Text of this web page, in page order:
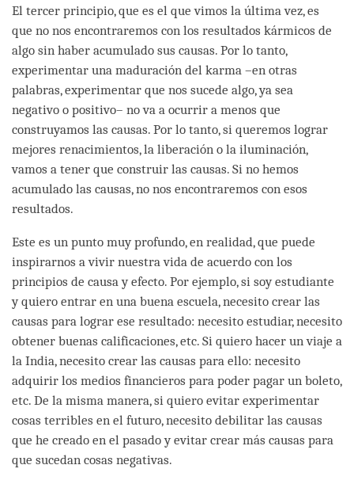
El tercer principio, que es el que vimos la última vez, es
que no nos encontraremos con los resultados kármicos de
algo sin haber acumulado sus causas. Por lo tanto,
experimentar una maduración del karma –en otras
palabras, experimentar que nos sucede algo, ya sea
negativo o positivo– no va a ocurrir a menos que
construyamos las causas. Por lo tanto, si queremos lograr
mejores renacimientos, la liberación o la iluminación,
vamos a tener que construir las causas. Si no hemos
acumulado las causas, no nos encontraremos con esos
resultados.
Este es un punto muy profundo, en realidad, que puede
inspirarnos a vivir nuestra vida de acuerdo con los
principios de causa y efecto. Por ejemplo, si soy estudiante
y quiero entrar en una buena escuela, necesito crear las
causas para lograr ese resultado: necesito estudiar, necesito
obtener buenas calificaciones, etc. Si quiero hacer un viaje a
la India, necesito crear las causas para ello: necesito
adquirir los medios financieros para poder pagar un boleto,
etc. De la misma manera, si quiero evitar experimentar
cosas terribles en el futuro, necesito debilitar las causas
que he creado en el pasado y evitar crear más causas para
que sucedan cosas negativas.